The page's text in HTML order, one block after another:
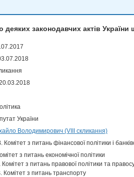
деяких законодавчих актів
України
Володимирович (VIII скликання)
з питань фінансової політики і
з питань економічної політики
з питань правової політики та
з питань транспорту